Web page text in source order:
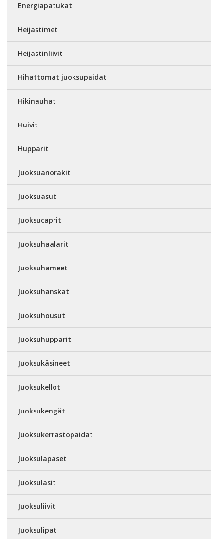
Energiapatukat
Heijastimet
Heijastinliivit
Hihattomat juoksupaidat
Hikinauhat
Huivit
Hupparit
Juoksuanorakit
Juoksuasut
Juoksucaprit
Juoksuhaalarit
Juoksuhameet
Juoksuhanskat
Juoksuhousut
Juoksuhupparit
Juoksukäsineet
Juoksukellot
Juoksukengät
Juoksukerrastopaidat
Juoksulapaset
Juoksulasit
Juoksuliivit
Juoksulipat